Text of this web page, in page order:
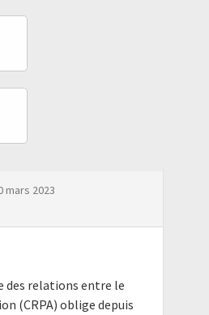
mars 2023
des relations entre le
(CRPA) oblige depuis